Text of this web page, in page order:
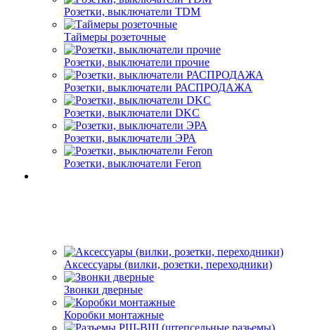
Розетки, выключатели TDM
Таймеры розеточные
Розетки, выключатели прочие
Розетки, выключатели РАСПРОДАЖА
Розетки, выключатели DKC
Розетки, выключатели ЭРА
Розетки, выключатели Feron
Аксессуары (вилки, розетки, переходники)
Звонки дверные
Коробки монтажные